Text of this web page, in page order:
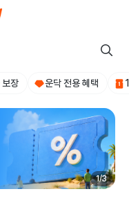
보장 운닥 전용 혜택
1/3